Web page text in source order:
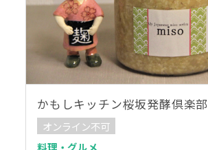
かもしキッチン桜坂発酵倶楽部
オンライン不可
料理・グルメ